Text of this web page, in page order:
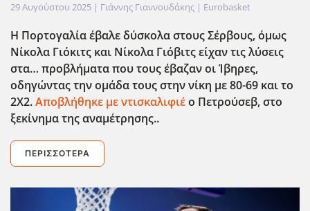
29 Αυγούστου 2025 | Γιάννης Γιαννουδάκης | Eurobasket
Η Πορτογαλία έβαλε δύσκολα στους Σέρβους, όμως
Νίκολα Γιόκιτς και Νίκολα Γιόβιτς είχαν τις λύσεις
στα… προβλήματα που τους έβαζαν οι Ίβηρες,
οδηγώντας την ομάδα τους στην νίκη με 80-69 και το
2Χ2.Αποβλήθηκε με ντισκαλιφιέο Πετρούσεβ, στο
ξεκίνημα της αναμέτρησης..
ΠΕΡΙΣΣΌΤΕΡΑ